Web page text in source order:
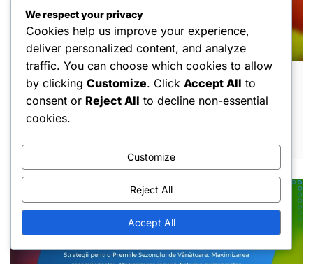
Recompensele Vânătorului de Sezon:
Finalizarea provocărilor, Deblocarea
premiilor, Participarea la evenimente
We respect your privacy
Cookies help us improve your experience,
deliver personalized content, and analyze
traffic. You can choose which cookies to allow
by clicking Customize. Click Accept All to
consent or Reject All to decline non-essential
cookies.
Customize
Reject All
Accept All